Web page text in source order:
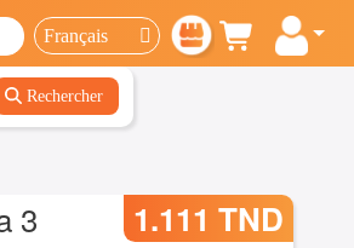
Rechercher
3 1.111 TND